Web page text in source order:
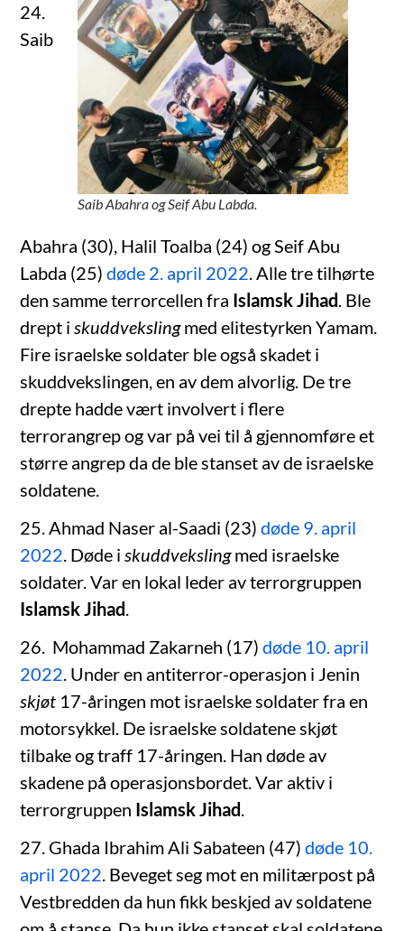
Saib Abahra og Seif Abu Labda.
24.
Saib
Abahra (30), Halil Toalba (24) og Seif Abu
Labda (25)døde 2. april 2022. Alle tre tilhørte
den samme terrorcellen fra Islamsk Jihad. Ble
drept iskuddvekslingmed elitestyrken Yamam.
Fire israelske soldater ble også skadet i
skuddvekslingen, en av dem alvorlig. De tre
drepte hadde vært involvert i flere
terrorangrep og var på vei til å gjennomføre et
større angrep da de ble stanset av de israelske
soldatene.
25. Ahmad Naser al-Saadi (23)døde 9. april
2022. Døde iskuddvekslingmed israelske
soldater. Var en lokal leder av terrorgruppen
Islamsk Jihad.
26. Mohammad Zakarneh (17)døde 10. april
2022. Under en antiterror-operasjon i Jenin
skjøt 17-åringen mot israelske soldater fra en
motorsykkel. De israelske soldatene skjøt
tilbake og traff 17-åringen. Han døde av
skadene på operasjonsbordet. Var aktiv i
terrorgruppen Islamsk Jihad.
27. Ghada Ibrahim Ali Sabateen (47)døde 10.
april 2022. Beveget seg mot en militærpost på
Vestbredden da hun fikk beskjed av soldatene